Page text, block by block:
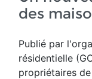
des
Publié par
résidentielle
propriétaires